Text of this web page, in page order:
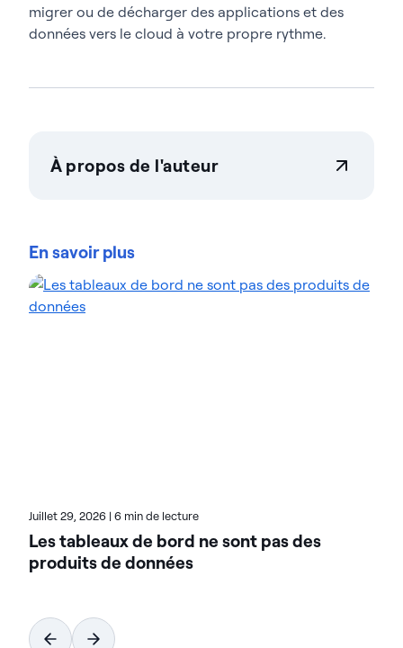
migrer ou de décharger des applications et des
données vers le cloud à votre propre rythme.
À propos de l'auteur
que soit leur ampleur. Les organisations font
d'intelligence des données d'Actian pour
rationaliser leurs environnements de données
En savoir plus
Juillet 29, 2026 | 6 min de lecture
Les tableaux de bord ne sont pas des
produits de données